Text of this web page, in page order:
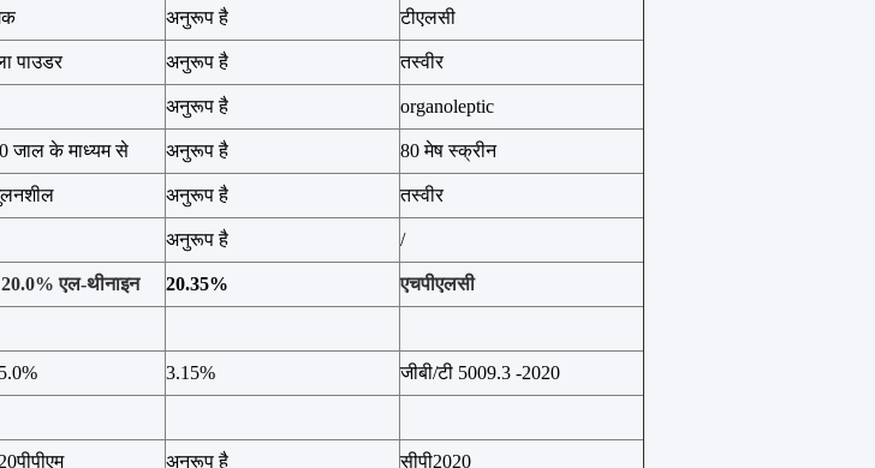
अनुरूप है टीएलसी
पाउडर अनुरूप है तस्वीर
अनुरूप है organoleptic
जाल के माध्यम से अनुरूप है 80 मेष स्क्रीन
अनुरूप है तस्वीर
अनुरूप है /
एल-थीनाइन 20.35% एचपीएलसी
3.15% जीबी/टी 5009.3 -2020
अनुरूप है सीपी2020